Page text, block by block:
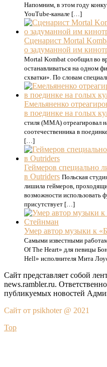
Напомним, в этом году
YouTube-канале […]
Сценарист Mortal
о задуманной им
Mortal Kombat сообщил во
останавливаться на одном
схватки». По словам
Емельяненко
в поединке на голых
стиля (MMA) отреагировал
соотечественника в
[…]
Геймеров специально
в Outriders Польская
лишила геймеров,
возможности использовать
присутствует […]
Умер автор музыки к
Самыми известными
Of The Heart» для певицы
Hell» исполнителя Мита
Сайт представляет собой
news.rambler.ru.
публикуемых новостей
Сайт от psikhoter @ 2021
Top